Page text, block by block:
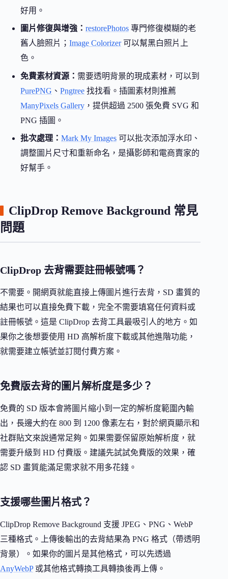
好用。
圖片修復與增強： restorePhotos 專門修復模糊的老
舊人臉照片； Image Colorizer可以幫黑白照片上
色。
免費素材資源： 需要透明背景的現成素材，可以到
PurePNG 、 Pngtree 找找看。插圖素材則推薦
ManyPixels Gallery ，提供超過 2500 張免費 SVG 和
PNG 插圖。
批次處理： Mark My Images 可以批次添加浮水印、
調整圖片尺寸和重新命名，是攝影師和電商賣家的
好幫手。
ClipDrop Remove Background 常見
問題
ClipDrop 去背需要註冊帳號嗎？
不需要。開網頁就能直接上傳圖片進行去背，SD 畫質的
結果也可以直接免費下載，完全不需要填寫任何資料或
註冊帳號。這是 ClipDrop 去背工具最吸引人的地方。如
果你之後想要使用 HD 高解析度下載或其他進階功能，
就需要建立帳號並訂閱付費方案。
免費版去背的圖片解析度是多少？
免費的 SD 版本會將圖片縮小到一定的解析度範圍內輸
出，長邊大約在 800 到 1200 像素左右，對於網頁顯示和
社群貼文來說通常足夠。如果需要保留原始解析度，就
需要升級到 HD 付費版。建議先試試免費版的效果，確
認 SD 畫質能滿足需求就不用多花錢。
支援哪些圖片格式？
ClipDrop Remove Background 支援 JPEG、PNG、WebP
三種格式。上傳後輸出的去背結果為 PNG 格式（帶透明
背景）。如果你的圖片是其他格式，可以先透過
AnyWebP或其他格式轉換工具轉換後再上傳。